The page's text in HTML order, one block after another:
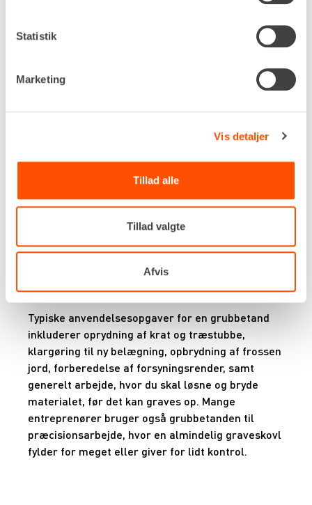
Statistik
Marketing
Vis detaljer
Tillad alle
Tillad valgte
Afvis
kompakt jord, trække rødder op eller bryde gamle
stabilgruslag uden at belaste hverken maskine
eller fører unødigt. Når behovet kun opstår på
effektiv måde at få præcis det værktøj, du
mangler – uden at have stående materiel, der kun
bruges få gange om året.
Typiske anvendelsesopgaver for en grubbetand
inkluderer oprydning af krat og træstubbe,
klargøring til ny belægning, opbrydning af frossen
jord, forberedelse af forsyningsrender, samt
generelt arbejde, hvor du skal løsne og bryde
materialet, før det kan graves op. Mange
entreprenører bruger også grubbetanden til
præcisionsarbejde, hvor en almindelig graveskovl
fylder for meget eller giver for lidt kontrol.